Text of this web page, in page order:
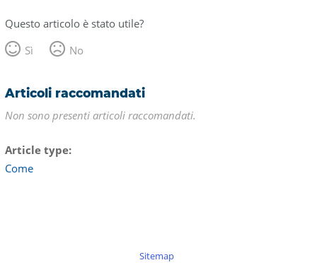
Questo articolo è stato utile?
Sì
No
Articoli raccomandati
Non sono presenti articoli raccomandati.
Article type
Come
Sitemap